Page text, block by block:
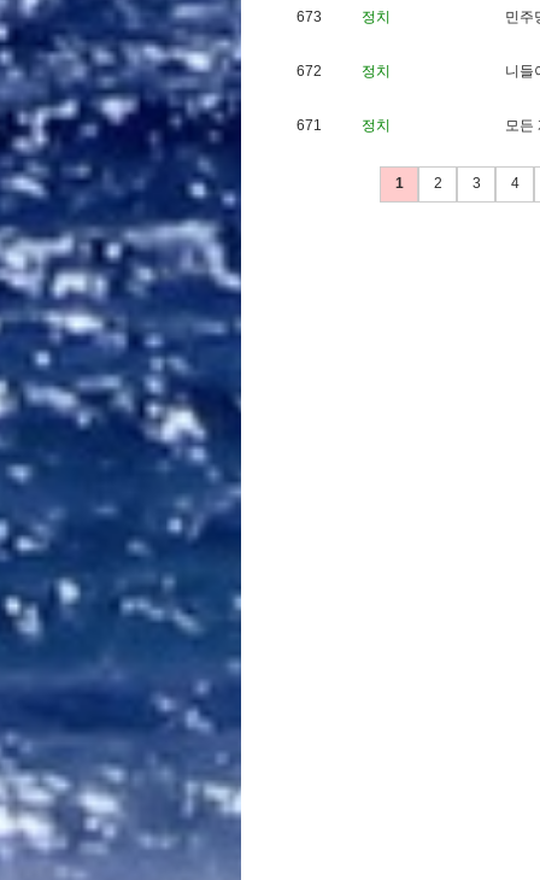
673 정치 민주
672 정치 니 들
671 정치 모든
1 2 3 4